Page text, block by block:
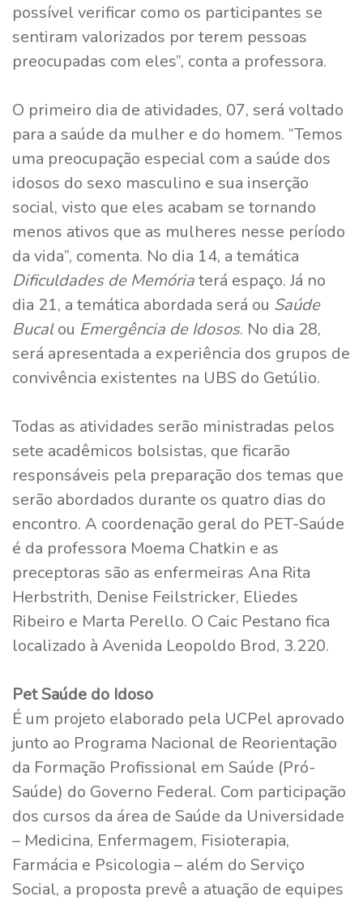
possível verificar como os participantes se
sentiram valorizados por terem pessoas
preocupadas com eles”, conta a professora.
O primeiro dia de atividades, 07, será voltado
para a saúde da mulher e do homem. “Temos
uma preocupação especial com a saúde dos
idosos do sexo masculino e sua inserção
social, visto que eles acabam se tornando
menos ativos que as mulheres nesse período
da vida”, comenta. No dia 14, a temática
Dificuldades de Memóriaterá espaço. Já no
dia 21, a temática abordada será ou Saúde
Bucalou Emergência de Idosos. No dia 28,
será apresentada a experiência dos grupos de
convivência existentes na UBS do Getúlio.
Todas as atividades serão ministradas pelos
sete acadêmicos bolsistas, que ficarão
responsáveis pela preparação dos temas que
serão abordados durante os quatro dias do
encontro. A coordenação geral do PET-Saúde
é da professora Moema Chatkin e as
preceptoras são as enfermeiras Ana Rita
Herbstrith, Denise Feilstricker, Eliedes
Ribeiro e Marta Perello. O Caic Pestano fica
localizado à Avenida Leopoldo Brod, 3.220.
Pet Saúde do Idoso
É um projeto elaborado pela UCPel aprovado
junto ao Programa Nacional de Reorientação
da Formação Profissional em Saúde (Pró-
Saúde) do Governo Federal. Com participação
dos cursos da área de Saúde da Universidade
– Medicina, Enfermagem, Fisioterapia,
Farmácia e Psicologia – além do Serviço
Social, a proposta prevê a atuação de equipes